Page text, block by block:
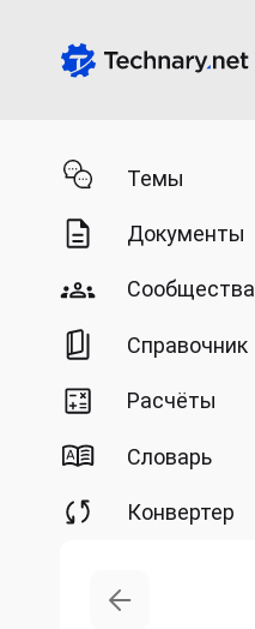
Темы
Документы
Сообщества
Справочник
Расчёты
Словарь
Конвертер